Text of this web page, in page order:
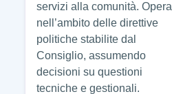
servizi alla comunità. Opera
nell’ambito delle direttive
politiche stabilite dal
Consiglio, assumendo
decisioni su questioni
tecniche e gestionali.